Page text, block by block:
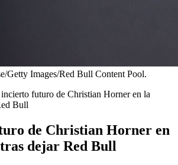
Getty Images/Red Bull Content Pool.
futuro de Christian Horner en la
Bull
de Christian Horner en
dejar Red Bull